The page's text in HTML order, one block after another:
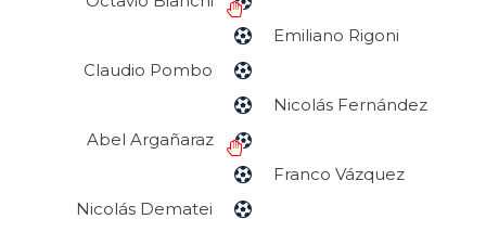
Emiliano Rigoni
Claudio Pombo
Nicolás Fernández
Abel Argañaraz
Franco Vázquez
Nicolás Dematei